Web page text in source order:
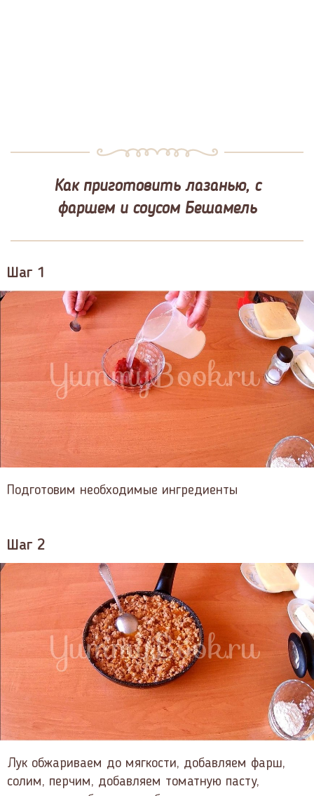
Как приготовить лазанью, с
фаршем и соусом Бешамель
Шаг 1
Подготовим необходимые ингредиенты
Шаг 2
Лук обжариваем до мягкости, добавляем фарш,
солим, перчим, добавляем томатную пасту,